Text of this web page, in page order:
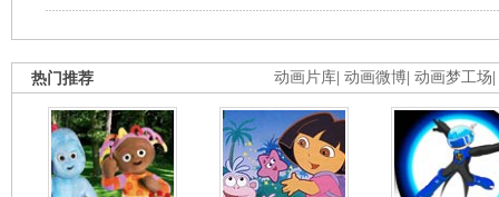
动画片库 动画微博 动画梦工场
热门推荐